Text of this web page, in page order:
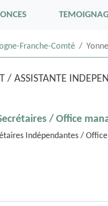
Franche-Comté Yonne
/ ASSISTANTE
/ Office
Indépendantes /